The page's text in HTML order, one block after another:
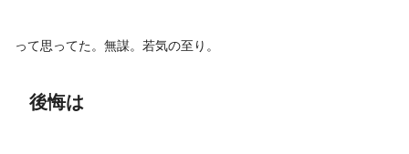
って思ってた。無謀。若気の至り。
後悔は